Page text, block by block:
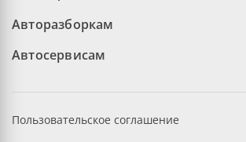
Авторазборкам
Автосервисам
Пользовательское соглашение